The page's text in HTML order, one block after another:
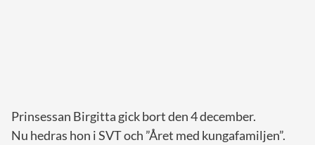
Prinsessan Birgitta gick bort den 4 december.
Nu hedras hon i SVT och ”Året med kungafamiljen”.